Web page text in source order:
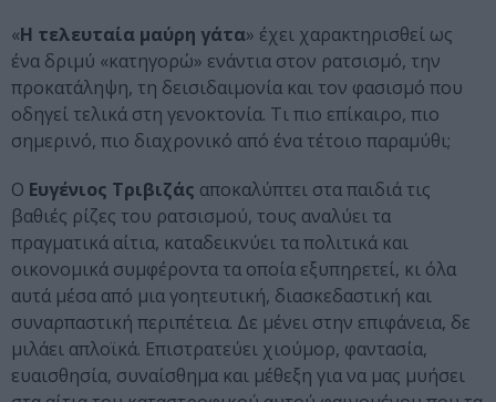
«Η τελευταία μαύρη γάτα» έχει χαρακτηρισθεί ως
ένα δριμύ «κατηγορώ» ενάντια στον ρατσισμό, την
προκατάληψη, τη δεισιδαιμονία και τον φασισμό που
οδηγεί τελικά στη γενοκτονία. Τι πιο επίκαιρο, πιο
σημερινό, πιο διαχρονικό από ένα τέτοιο παραμύθι;
Ο Ευγένιος Τριβιζάς αποκαλύπτει στα παιδιά τις
βαθιές ρίζες του ρατσισμού, τους αναλύει τα
πραγματικά αίτια, καταδεικνύει τα πολιτικά και
οικονομικά συμφέροντα τα οποία εξυπηρετεί, κι όλα
αυτά μέσα από μια γοητευτική, διασκεδαστική και
συναρπαστική περιπέτεια. Δε μένει στην επιφάνεια, δε
μιλάει απλοϊκά. Επιστρατεύει χιούμορ, φαντασία,
ευαισθησία, συναίσθημα και μέθεξη για να μας μυήσει